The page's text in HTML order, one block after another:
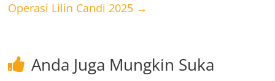
Operasi Lilin Candi 2025 →
Anda Juga Mungkin Suka